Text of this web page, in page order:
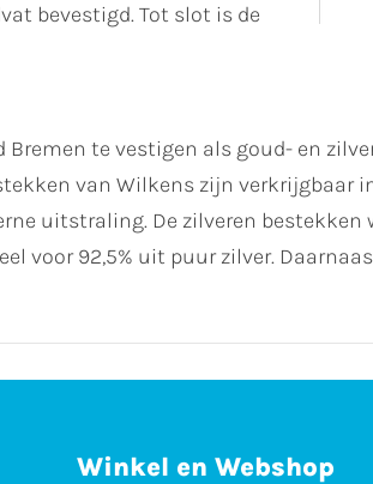
bevestigd. Tot slot is de
te vestigen als goud- en
van Wilkens zijn verkrijgbaar
uitstraling. De zilveren bestekken
voor 92,5% uit puur zilver.
Winkel en Webshop